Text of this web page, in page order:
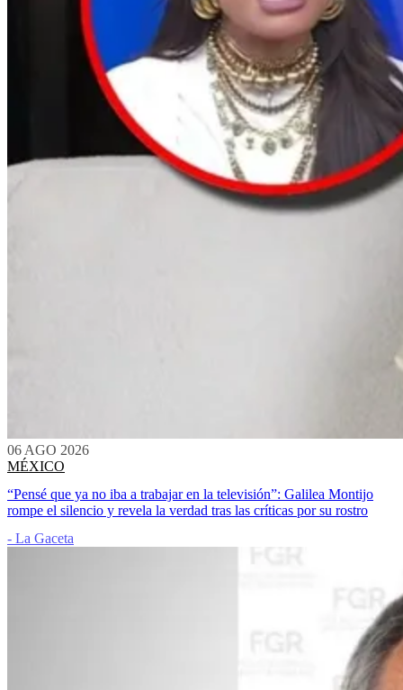
06 AGO 2026
MÉXICO
“Pensé que ya no iba a trabajar en la televisión”: Galilea Montijo
rompe el silencio y revela la verdad tras las críticas por su rostro
- La Gaceta